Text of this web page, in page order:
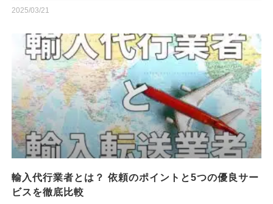
2025/03/21
輸入代行業者とは？ 依頼のポイントと5つの優良サー
ビスを徹底比較